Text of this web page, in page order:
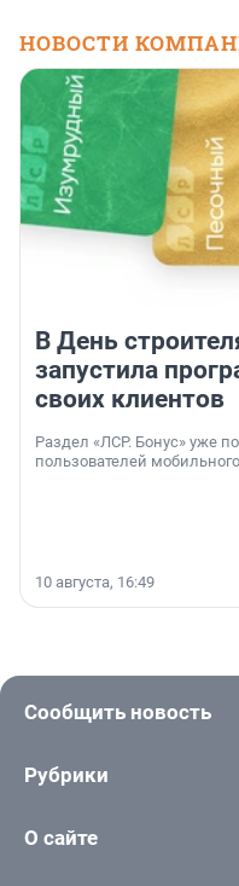
НОВОСТИ
В День
запустила
своих клиентов
Раздел «ЛСР. Бонус» уже
пользователей
10 августа, 16:49
Сообщить новость
Рубрики
О сайте